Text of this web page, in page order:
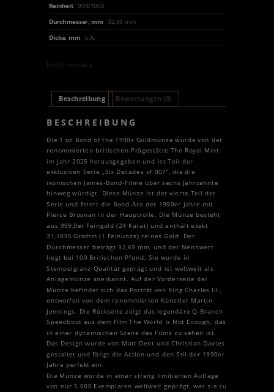
Reinheit 999/1000
Durchmesser, mm
32,69 mm
Dicke, mm
k.A.
Nicht vorrätig
Beschreibung Bewertungen (0)
BESCHREIBUNG
Die 1 oz Bond of the 1990s Goldmünze wurde von der
renommierten britischen Prägestätte The Royal Mint
im Jahr 2025 herausgegeben und ist Teil der
exklusiven Serie „Six Decades of 007“, die die
ikonischen James-Bond-Filme über sechs Jahrzehnte
hinweg würdigt. Diese Münze ist der vierte Teil der
Serie und feiert die Bond-Ära der 1990er Jahre mit
Pierce Brosnan in der Hauptrolle. Die Münze besteht
aus 999,9er Feingold (24 Karat) und enthält exakt
31,1035 Gramm (1 Feinunze) reines Gold. Der
Durchmesser beträgt 32,69 mm, und der Nennwert
liegt bei 100 Britischen Pfund. Sie wurde in
Stempelglanz-Qualität geprägt und ist weltweit als
Anlagemünze anerkannt. Auf der Vorderseite der
Münze befindet sich das Porträt von King Charles III.,
entworfen von dem renommierten Künstler Martin
Jennings. Die Rückseite zeigt das legendäre Q-Branch
Speedboot aus dem Film The World Is Not Enough, das
in einer dynamischen Szene des Films zu sehen ist.
Das Design wurde von Matt Dent und Christian Davies
gestaltet und fängt die Action und den Stil der 1990er
Jahre perfekt ein.
Die Münze wurde in einer streng limitierten Auflage
von nur 5.000 Exemplaren weltweit geprägt, was sie zu